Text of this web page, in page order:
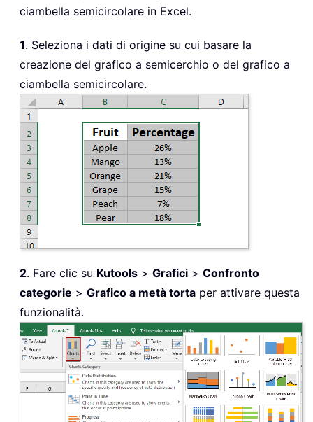
ciambella semicircolare in Excel.
1. Seleziona i dati di origine su cui basare la
creazione del grafico a semicerchio o del grafico a
ciambella semicircolare.
2. Fare clic su Kutools > Grafici > Confronto
categorie > Grafico a metà torta per attivare questa
funzionalità.